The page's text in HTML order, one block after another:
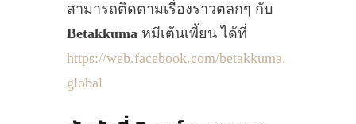
สามารถติดตามเรื่องราวตลกๆ กับ
Betakkuma หมีเต้นเพี้ยน ได้ที่
https://web.facebook.com/betakkuma.
global